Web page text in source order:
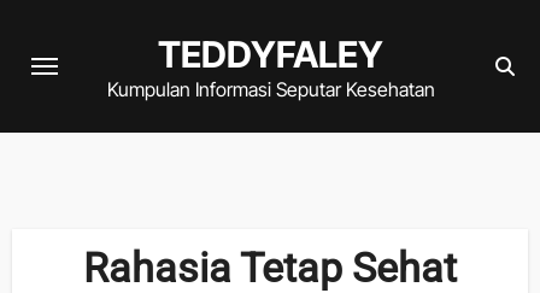
TEDDYFALEY
Kumpulan Informasi Seputar Kesehatan
Rahasia Tetap Sehat